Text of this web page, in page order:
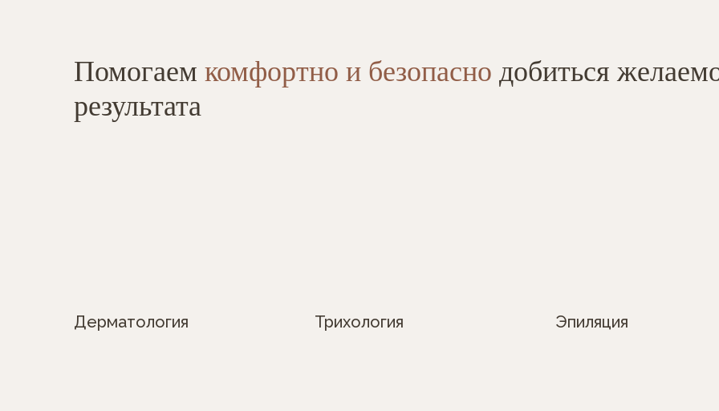
Помогаем комфортно и безопасно добиться
результата
Дерматология Трихология Эпиляция